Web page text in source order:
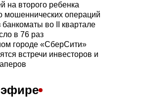
на второго ребенка
мошеннических операций
банкоматы во II квартале
в 76 раз
городе «СберСити»
встречи инвесторов и